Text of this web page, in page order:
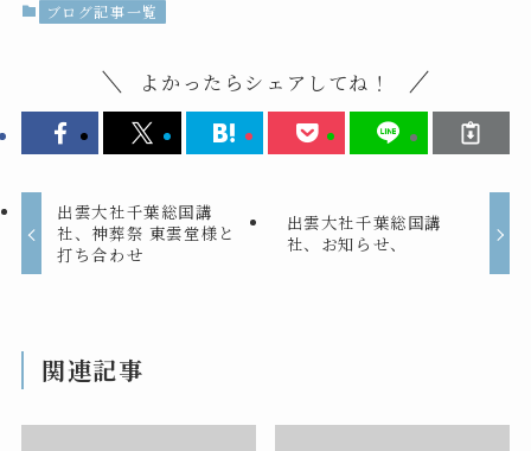
ブログ記事一覧
よかったらシェアしてね！
出雲大社千葉総国講
社、神葬祭 東雲堂様と
打ち合わせ
出雲大社千葉総国講
社、お知らせ、
関連記事